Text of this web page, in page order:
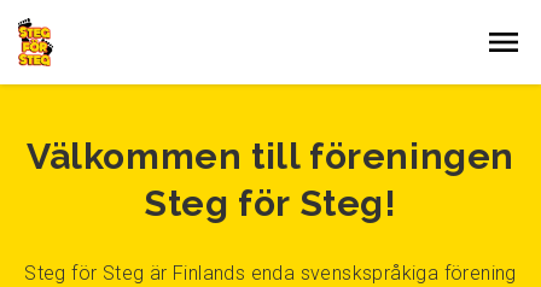
Gå till innehållet
Välkommen till föreningen
Steg för Steg!
Steg för Steg är Finlands enda svenskspråkiga förening